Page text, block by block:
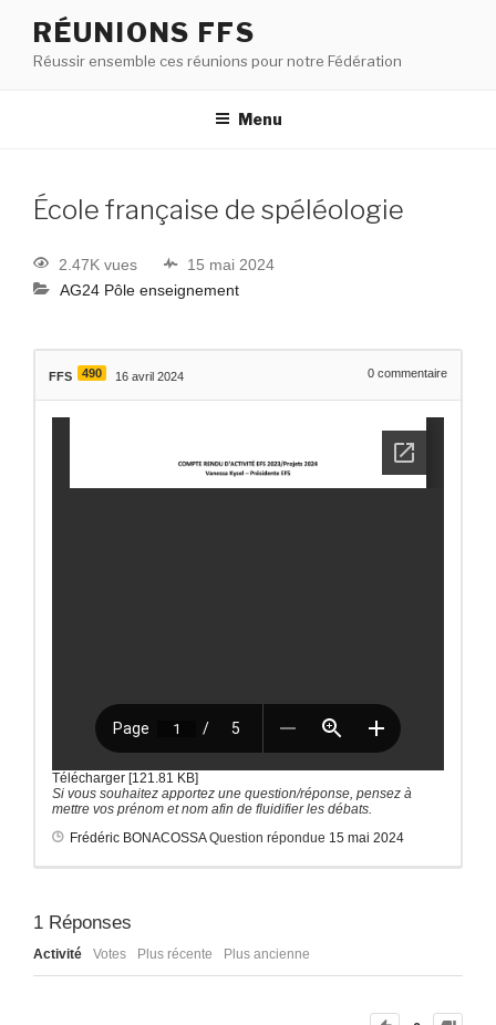
RÉUNIONS FFS
Réussir ensemble ces réunions pour notre Fédération
Menu
École française de spéléologie
2.47K vues
15 mai 2024
AG24 Pôle enseignement
FFS 490 16 avril 2024 0 commentaire
Télécharger [121.81 KB]
Si vous souhaitez apportez une question/réponse, pensez à
mettre vos prénom et nom afin de fluidifier les débats.
Frédéric BONACOSSAQuestion répondue 15 mai 2024
1 Réponses
Activité Votes Plus récente Plus ancienne